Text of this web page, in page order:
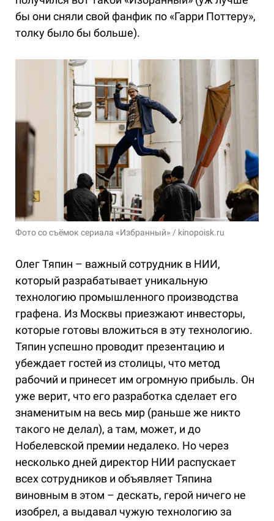
бы они сняли свой фанфик по «Гарри Поттеру»,
толку было бы больше).
Фото со съёмок сериала «Избранный» / kinopoisk.ru
Олег Тяпин – важный сотрудник в НИИ,
который разрабатывает уникальную
технологию промышленного производства
графена. Из Москвы приезжают инвесторы,
которые готовы вложиться в эту технологию.
Тяпин успешно проводит презентацию и
убеждает гостей из столицы, что метод
рабочий и принесет им огромную прибыль. Он
уже верит, что его разработка сделает его
знаменитым на весь мир (раньше же никто
такого не делал), а там, может, и до
Нобелевской премии недалеко. Но через
несколько дней директор НИИ распускает
всех сотрудников и объявляет Тяпина
виновным в этом – дескать, герой ничего не
изобрел, а выдавал чужую технологию за